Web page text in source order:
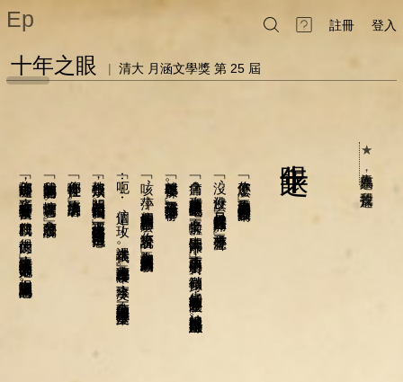
Ep 註冊 登入
十年之眼 | 清大 月涵文學獎 第 25 屆
★ 人氣作品票選
，
我要投這篇
？
﹂李玫見身旁的同學不停的在揉眼睛
。
，
只是突然覺得左眼好痛
。
﹂方小萍應了聲
。
？
那應該是有東西跑進去了吧
，
不要揉啦
，
去洗手間沖沖水
。
﹂李玫放下手中的資料
，
稍微傾身
，
仔細的看著方小萍的左眼
，
被她揉得眼白都是血絲
。
。
﹂李玫打了方小萍的手背一下
。
，
這個章節的大綱在講什麼
？
你來說說看
。
﹂台上教授注意到這兩個人的騷動
。
﹁呃⋯⋯這個
玫──課本借我
。
﹂方小萍連課本都沒帶
。
，
不著痕跡的把課本推過去方小萍桌上
。
，
明明就知道我在忙還叫我
。
﹂下課之後方小萍跟李玫一邊走回宿舍一邊抱怨
。
？
﹂李玫淡淡的說著
。
！
忙著處理它啊
。
﹂方小萍忿忿的說
。
，
拜託你有空去看一下校醫
，
就在校門口
，
很方便的
。
﹂李玫雖然嘴巴上不停的數落她
，
但實際上還是關心她的
。